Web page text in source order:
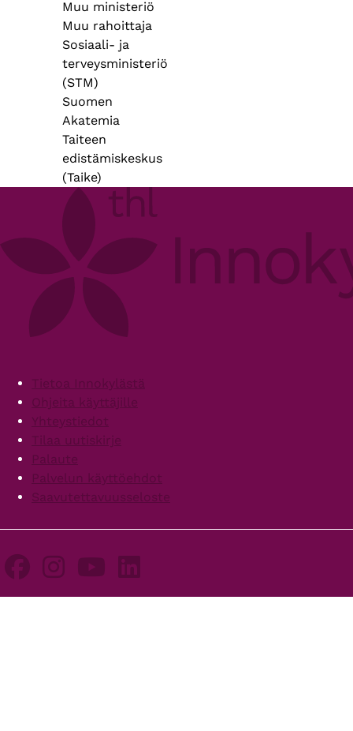
Muu ministeriö
Muu rahoittaja
Sosiaali- ja
terveysministeriö
(STM)
Suomen
Akatemia
Taiteen
edistämiskeskus
(Taike)
FooterTietoa Innokylästä
Ohjeita käyttäjille
Yhteystiedot
Tilaa uutiskirje
Palaute
Palvelun käyttöehdot
Saavutettavuusseloste